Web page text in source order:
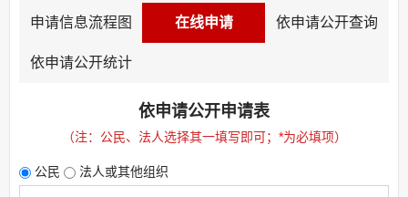
申请信息流程图 在线申请 依申请公开查询
依申请公开统计
依申请公开申请表
（注：公民、法人选择其一填写即可； *为必填项）
公民 法人或其他组织